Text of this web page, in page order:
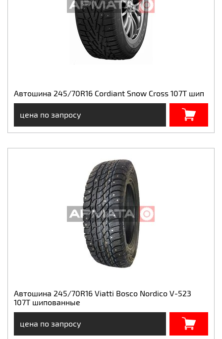
Автошина 245/70R16 Cordiant Snow Cross 107T шип
цена по запросу
Автошина 245/70R16 Viatti Bosco Nordico V-523
107T шипованные
цена по запросу